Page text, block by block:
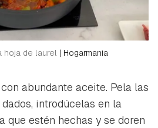
hoja de laurel | Hogarmania
abundante aceite. Pela las
introdúcelas en la
que estén hechas y se doren